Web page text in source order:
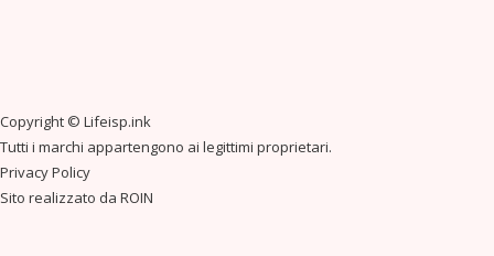
Copyright © Lifeisp.ink
Tutti i marchi appartengono ai legittimi proprietari.
Privacy Policy
Sito realizzato da ROIN